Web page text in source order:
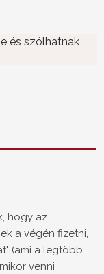
és szólhatnak
hogy az
a végén fizetni,
(ami a legtöbb
venni